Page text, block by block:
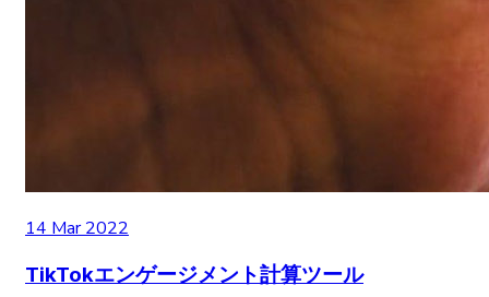
14 Mar 2022
TikTokエンゲージメント計算ツール